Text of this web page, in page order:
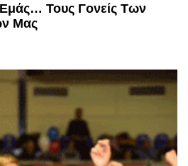
Τους Γονείς Των
Μας